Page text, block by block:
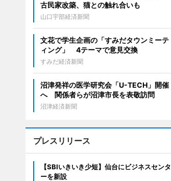
古民家改築、猫との触れ合いも
山口宇部経済新聞
文花で学生企画の「すみだタウンミーテ
ィング」 4テーマで意見交換
すみだ経済新聞
沼津発祥の医学研究会「U-TECH」開催
へ 関係者らが沼津市長を表敬訪問
沼津経済新聞
プレスリリース
【SBIいきいき少短】仙台にビジネスセンタ
ーを新設